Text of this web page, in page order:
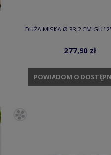
DUŻA MISKA Ø 33,2 CM
277,90 zł
POWIADOM O